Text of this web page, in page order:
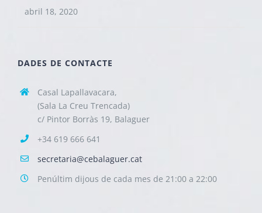
abril 18, 2020
DADES DE CONTACTE
Casal Lapallavacara,
(Sala La Creu Trencada)
c/ Pintor Borràs 19, Balaguer
+34 619 666 641
secretaria@cebalaguer.cat
Penúltim dijous de cada mes de 21:00 a 22:00